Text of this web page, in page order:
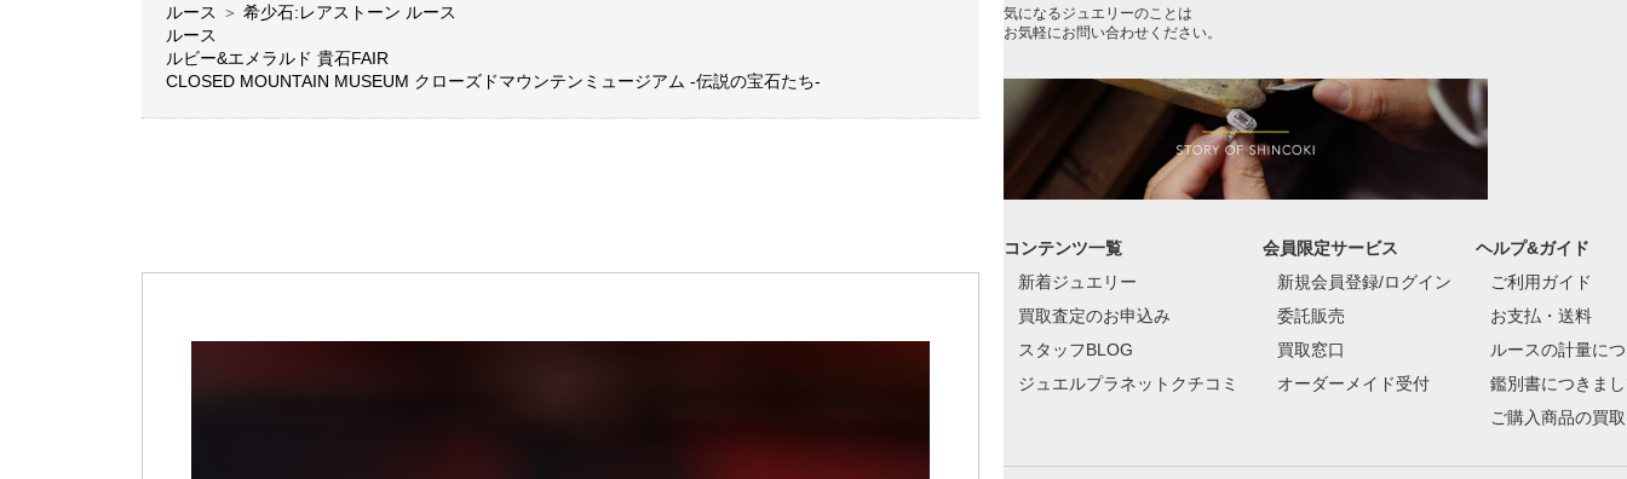
ルース ＞ 希少石:レアストーン ルース
ルース
ルビー&エメラルド 貴石FAIR
CLOSED MOUNTAIN MUSEUM クローズドマウンテンミュージアム -伝説の宝石たち-
気になるジュエリーのことは
お気軽にお問い合わせください。
コンテンツ一覧
新着ジュエリー
買取査定のお申込み
スタッフBLOG
ジュエルプラネットクチコミ
会員限定サービス
新規会員登録/ログイン
委託販売
買取窓口
オーダーメイド受付
ヘルプ&ガイド
ご利用ガイド
お支払・送料
ルースの計量に
鑑別書につきま
ご購入商品の買